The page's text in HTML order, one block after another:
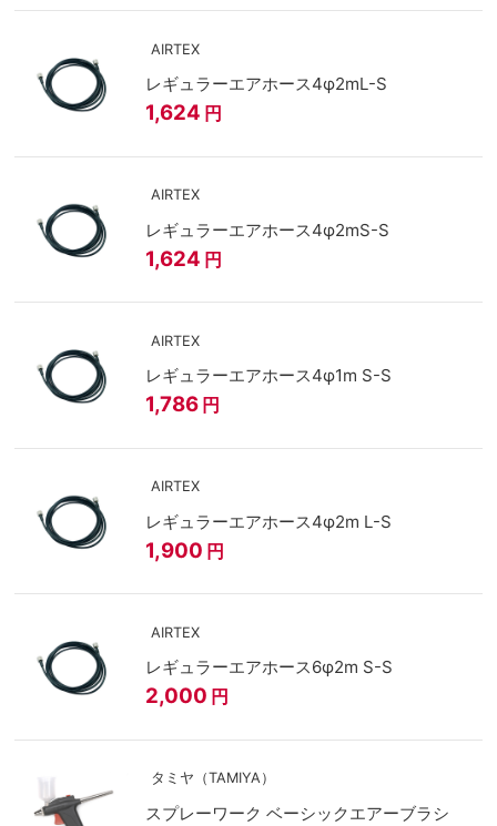
AIRTEX
レギュラーエアホース4φ2mL-S
1,624 円
AIRTEX
レギュラーエアホース4φ2mS-S
1,624 円
AIRTEX
レギュラーエアホース4φ1m S-S
1,786 円
AIRTEX
レギュラーエアホース4φ2m L-S
1,900 円
AIRTEX
レギュラーエアホース6φ2m S-S
2,000 円
タミヤ（TAMIYA）
スプレーワーク ベーシックエアーブラシ